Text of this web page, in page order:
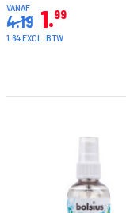
VANAF
4.19 1 99
1.64 EXCL. BTW